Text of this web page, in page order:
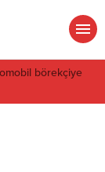
börekçiye